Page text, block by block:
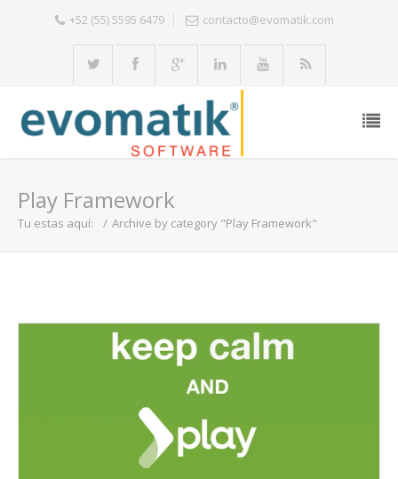
+52 (55) 5595 6479 contacto@evomatik.com
Play Framework
Tu estas aquí: / Archive by category "Play Framework"